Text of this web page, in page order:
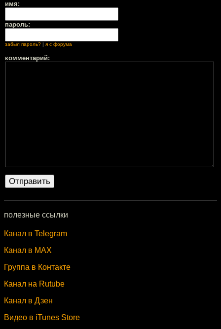
имя:
пароль:
забыл пароль? я с форума
комментарий:
полезные ссылки
Канал в Telegram
Канал в MAX
Группа в Контакте
Канал на Rutube
Канал в Дзен
Видео в iTunes Store